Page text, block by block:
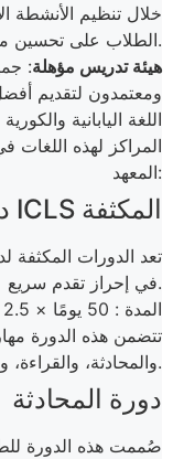
خلال تنظيم الأنشطة
الطلاب على تحسين مهاراتهم اللغوية بشكل عملي.
هيئة تدريس مؤهلة:
ومعتمدون لتقديم
اللغة اليابانية
المراكز لهذه اللغات
المعهد:
دورة ICLS المكثفة
تعد الدورات المكثفة
في إحراز تقدم سريع.
المدة : 50 يومًا × 2.5 ساعة = 125 ساعة لكل دورة
تتضمن هذه الدورة
والمحادثة، والقراءة، والكتابة.
دورة المحادثة
صُممت هذه الدورة